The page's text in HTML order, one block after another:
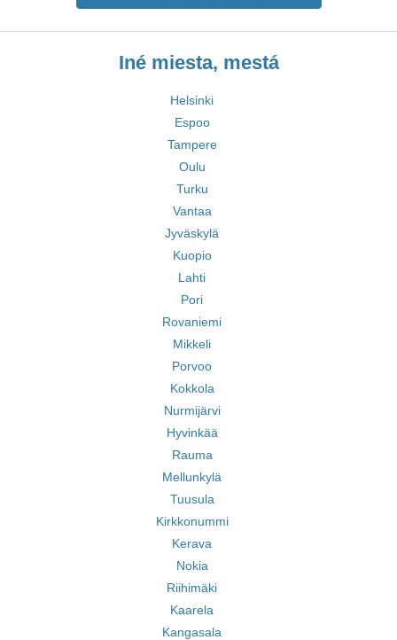
Iné miesta, mestá
Helsinki
Espoo
Tampere
Oulu
Turku
Vantaa
Jyväskylä
Kuopio
Lahti
Pori
Rovaniemi
Mikkeli
Porvoo
Kokkola
Nurmijärvi
Hyvinkää
Rauma
Mellunkylä
Tuusula
Kirkkonummi
Kerava
Nokia
Riihimäki
Kaarela
Kangasala